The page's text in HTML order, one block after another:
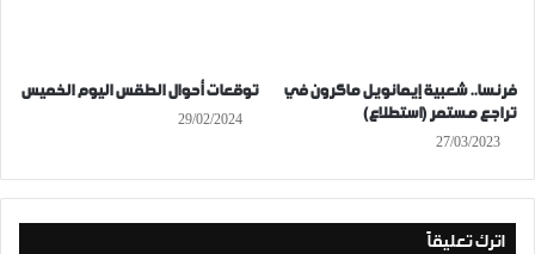
فرنسا.. شعبية إيمانويل ماكرون في
تراجع مستمر (استطلاع)
27/03/2023
توقعات أحوال الطقس اليوم الخميس
29/02/2024
اترك تعليقاً